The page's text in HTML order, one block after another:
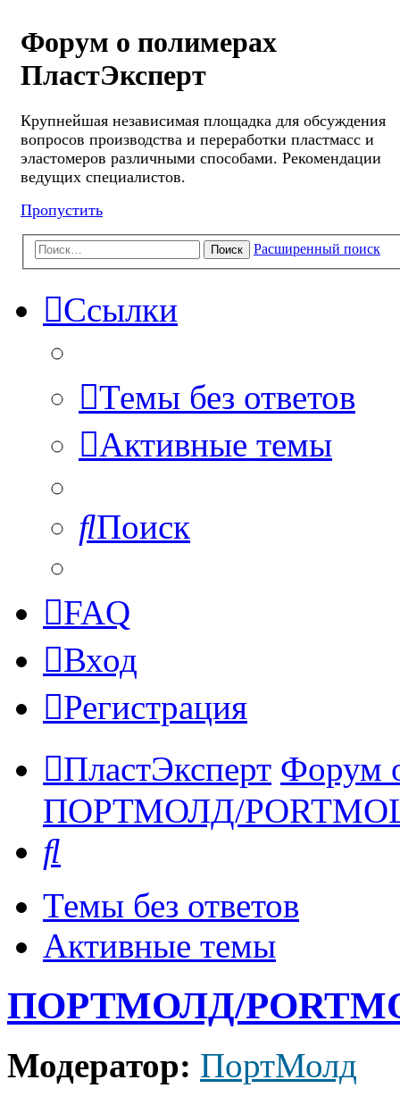
Форум о полимерах
ПластЭксперт
Крупнейшая независимая площадка для обсуждения
вопросов производства и переработки пластмасс и
эластомеров различными способами. Рекомендации
ведущих специалистов.
Пропустить
Поиск Расширенный поиск
Ссылки
Темы без ответов
Активные темы
Поиск
FAQ
Вход
Регистрация
ПластЭксперт Форум
ПОРТМОЛД/
Темы без ответов
Активные темы
ПОРТМОЛД/
Модератор: ПортМолд